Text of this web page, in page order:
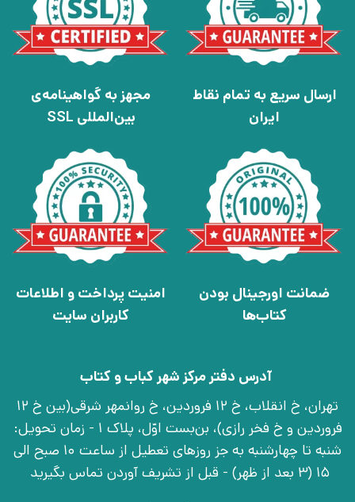
ارسال سریع به تمام نقاط
ایران
مجهز به گواهینامه‌ی
بین‌المللی SSL
ضمانت اورجینال بودن
کتاب‌ها
امنیت پرداخت و اطلاعات
کاربران سایت
آدرس دفتر مرکز شهر کباب و کتاب
تهران، خ انقلاب، خ 12 فروردین، خ روانمهر شرقی(بین خ 12
فروردین و خ فخر رازی)، بن‌بست اوّل، پلاک 1 - زمان تحویل:
شنبه تا چهارشنبه به جز روزهای تعطیل از ساعت 10 صبح الی
15 (3 بعد از ظهر) - قبل از تشریف آوردن تماس بگیرید